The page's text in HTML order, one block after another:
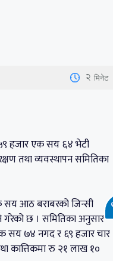
2 मिनेट
हजार एक सय ६४ भेटी
तथा व्यवस्थापन समितिका
आठ बराबरको जिन्सी
गरेको छ । समितिका अनुसार
सय ७४ नगद र ६९ हजार चार
कात्तिकमा रु २१ लाख १०